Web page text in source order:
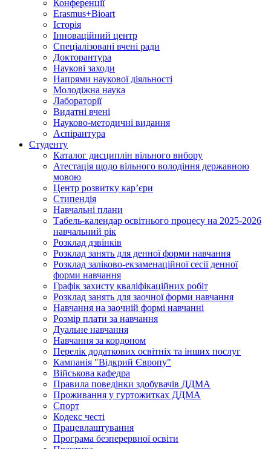
Конференції
Erasmus+Bioart
Історія
Інноваційний центр
Спеціалізовані вчені ради
Докторантура
Наукові заходи
Напрями наукової діяльності
Молодіжна наука
Лабораторії
Видатні вчені
Науково-методичні видання
Аспірантура
Студенту
Каталог дисциплін вільного вибору
Атестація щодо вільного володіння державною
мовою
Центр розвитку кар’єри
Стипендія
Навчальні плани
Табель-календар освітнього процесу на 2025-2026
навчальний рік
Розклад дзвінків
Розклад занять для денної форми навчання
Розклад заліково-екзаменаційної сесії денної
форми навчання
Графік захисту кваліфікаційних робіт
Розклад занять для заочної форми навчання
Навчання на заочній формі навчанні
Розмір плати за навчання
Дуальне навчання
Навчання за кордоном
Перелік додаткових освітніх та інших послуг
Кампанія "Відкрий Європу"
Військова кафедра
Правила поведінки здобувачів ДДМА
Проживання у гуртожитках ДДМА
Спорт
Кодекс честі
Працевлаштування
Програма безперервної освіти